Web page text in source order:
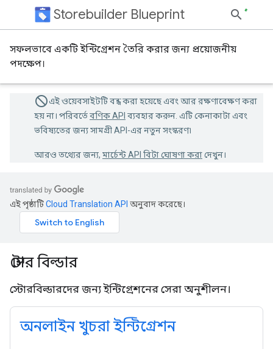
Storebuilder Blueprint
সফলভাবে একটি ইন্টিগ্রেশন তৈরি করার জন্য প্রয়োজনীয়
পদক্ষেপ।
এই ওয়েবসাইটটি বন্ধ করা হয়েছে এবং আর রক্ষণাবেক্ষণ করা
হয় না। পরিবর্তেবণিক API ব্যবহার করুন. এটি কেনাকাটা এবং
ভবিষ্যতের জন্য সামগ্রী API-এর নতুন সংস্করণ৷
আরও তথ্যের জন্য, মার্চেন্ট API বিটা ঘোষণা করা দেখুন।
এই পৃষ্ঠাটিCloud Translation API অনুবাদ করেছে।
স্টোর বিল্ডার
স্টোরবিল্ডারদের জন্য ইন্টিগ্রেশনের সেরা অনুশীলন।
অনলাইন খুচরা ইন্টিগ্রেশন